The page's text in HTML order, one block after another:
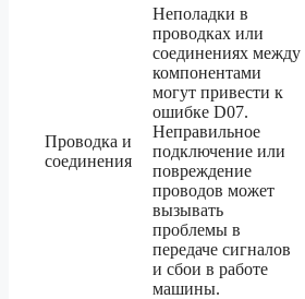
Проводка и
соединения
Неполадки в
проводках или
соединениях между
компонентами
могут привести к
ошибке D07.
Неправильное
подключение или
повреждение
проводов может
вызывать
проблемы в
передаче сигналов
и сбои в работе
машины.